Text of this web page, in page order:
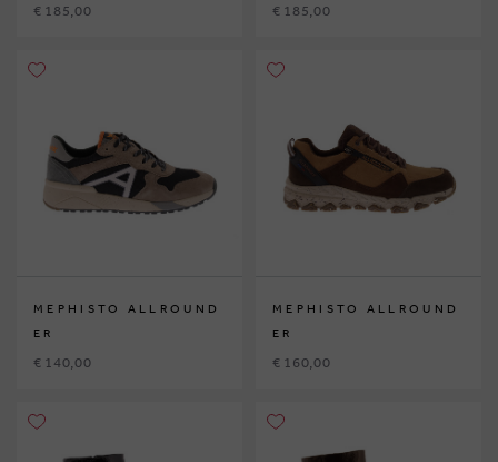
€ 185,00 € 185,00
MEPHISTO ALLROUND
ER
€ 140,00
MEPHISTO ALLROUND
ER
€ 160,00